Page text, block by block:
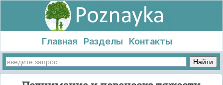
Главная Разделы Контакты